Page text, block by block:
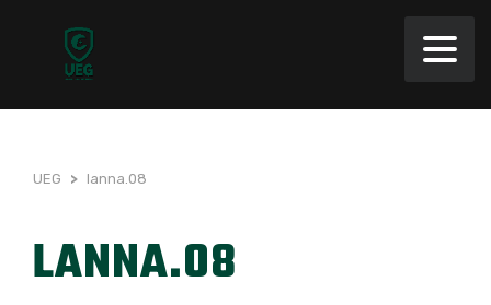
UEG > lanna.08
LANNA.08